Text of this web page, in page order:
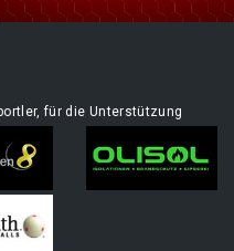
für die Unterstützung